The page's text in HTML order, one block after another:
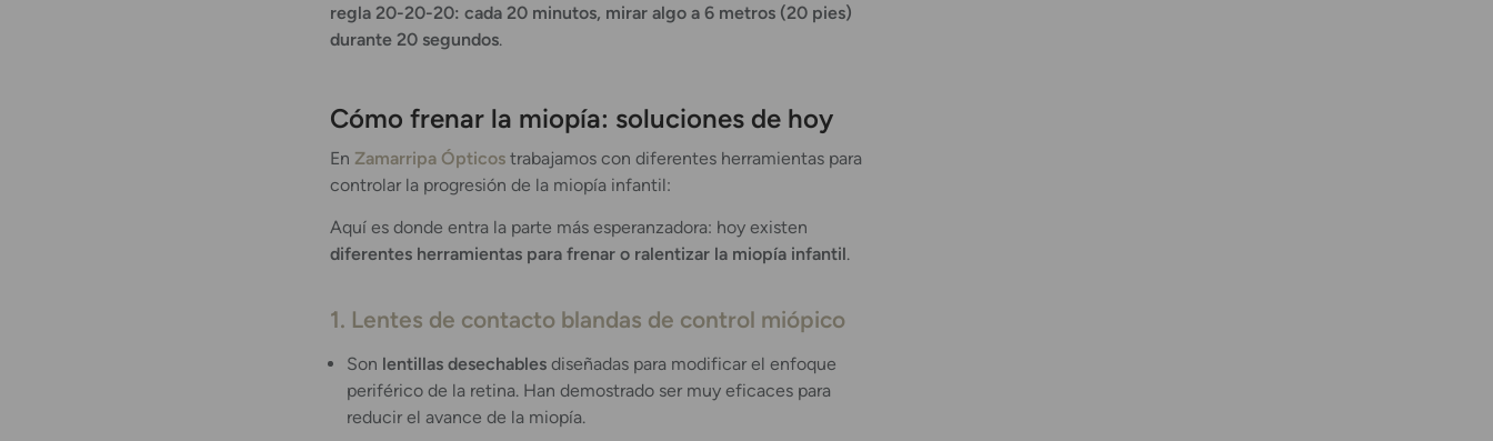
regla 20-20-20: cada 20 minutos, mirar algo a 6 metros (20 pies)
durante 20 segundos.
Cómo frenar la miopía: soluciones de hoy
En Zamarripa Ópticos trabajamos con diferentes herramientas para
controlar la progresión de la miopía infantil:
Aquí es donde entra la parte más esperanzadora: hoy existen
diferentes herramientas para frenar o ralentizar la miopía infantil.
1. Lentes de contacto blandas de control miópico
Son lentillas desechables diseñadas para modificar el enfoque
periférico de la retina. Han demostrado ser muy eficaces para
reducir el avance de la miopía.